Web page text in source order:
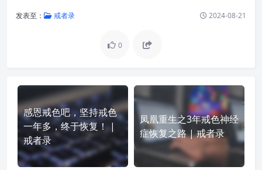
发表至： 戒者录 2024-08-21
0
感恩戒色吧，坚持戒色
一年多，终于恢复！ |
戒者录
凤凰重生之3年戒色神经
症恢复之路 | 戒者录